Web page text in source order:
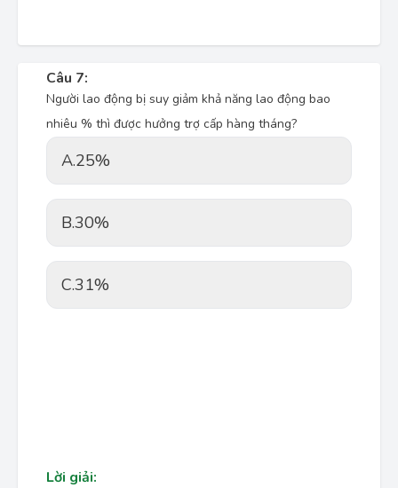
Câu 7:
Người lao động bị suy giảm khả năng lao động bao
nhiêu % thì được hưởng trợ cấp hàng tháng?
A.25%
B.30%
C.31%
Lời giải: